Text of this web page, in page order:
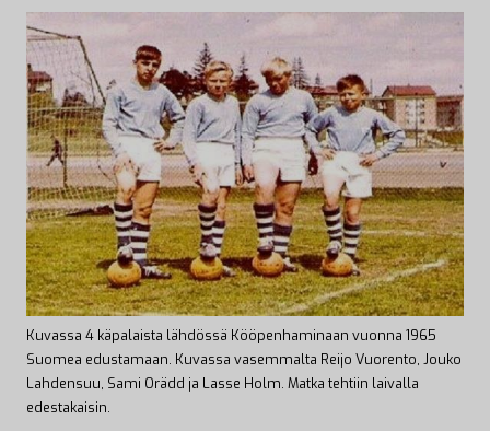
Kuvassa 4 käpalaista lähdössä Kööpenhaminaan vuonna 1965
Suomea edustamaan. Kuvassa vasemmalta Reijo Vuorento, Jouko
Lahdensuu, Sami Orädd ja Lasse Holm. Matka tehtiin laivalla
edestakaisin.